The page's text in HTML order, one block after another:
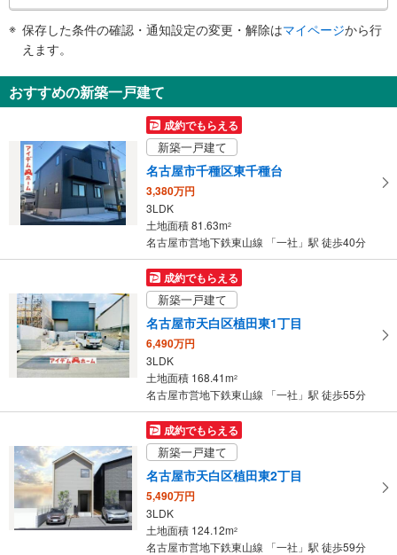
・ＡＥＤ
知
を
け
・
条
イ
ペ
ー
ジ
に
存
る
保存した条件の確認・通知設定の変更・解除はマイページから行
えます。
おすすめの新築一戸建て
成約でもらえる
新築一戸建て
名古屋市千種区東千種台
3,380万円
3LDK
土地面積 81.63m2
名古屋市営地下鉄東山線 「一社」駅 徒歩40分
成約でもらえる
新築一戸建て
名古屋市天白区植田東1丁目
6,490万円
3LDK
土地面積 168.41m2
名古屋市営地下鉄東山線 「一社」駅 徒歩55分
成約でもらえる
新築一戸建て
名古屋市天白区植田東2丁目
5,490万円
3LDK
土地面積 124.12m2
名古屋市営地下鉄東山線 「一社」駅 徒歩59分